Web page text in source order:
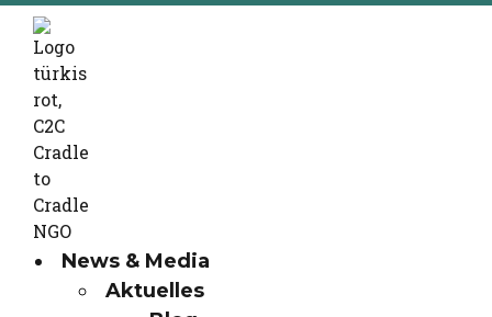
News & Media
Aktuelles